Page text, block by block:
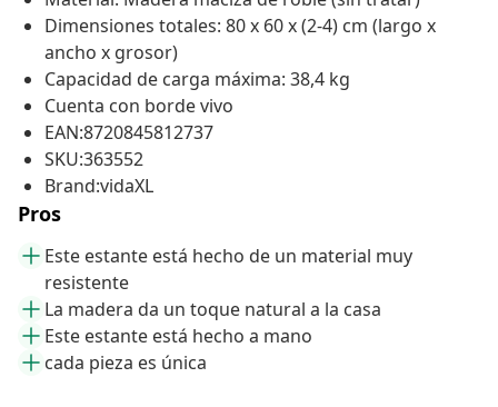
Dimensiones totales: 80 x 60 x (2-4) cm (largo x
ancho x grosor)
Capacidad de carga máxima: 38,4 kg
Cuenta con borde vivo
EAN:8720845812737
SKU:363552
Brand:vidaXL
Pros
Este estante está hecho de un material muy
resistente
La madera da un toque natural a la casa
Este estante está hecho a mano
cada pieza es única